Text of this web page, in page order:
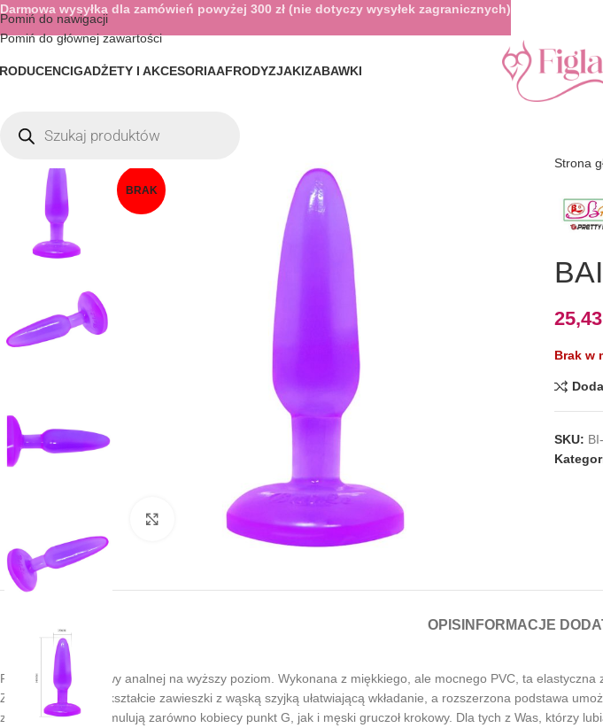
Pomiń do nawigacji
Pomiń do głównej zawartości
GADŻETY I AKCESORIAAFRODYZJAKIZABAWKI
BRAK
Kliknij, aby powiększyć
Strona
25,43
Brak w
SKU:
OPIS INFORMACJE
Przeniesienie zabawy analnej na wyższy poziom. Wykonana z miękkiego, ale mocnego PVC, ta
Zatyczka analna w kształcie zawieszki z wąską szyjką ułatwiającą wkładanie, a rozszerzona podstawa
zatyczki analnej stymulują zarówno kobiecy punkt G, jak i męski gruczoł krokowy. Dla tych z Was, którzy
Darmowa wysyłka dla zamówień powyżej 300 zł (nie dotyczy wysyłek zagranicznych)